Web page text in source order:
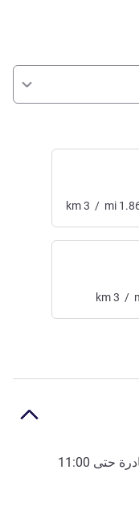
km3 / mi
km3 /
حتى 11:00